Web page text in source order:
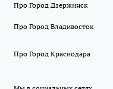
Про Город Дзержинск
Про Город Владивосток
Про Город Краснодара